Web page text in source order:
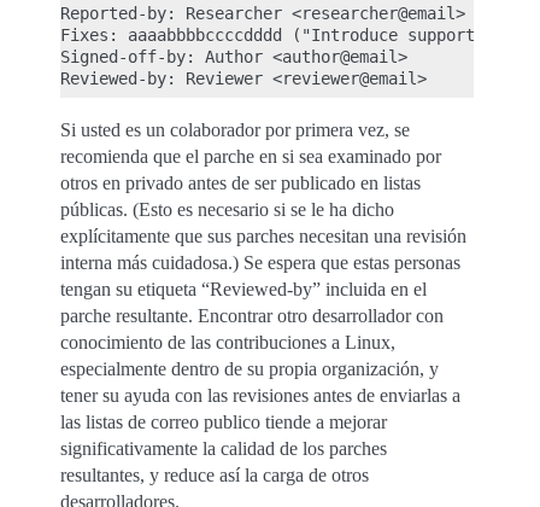
Reported-by: Researcher <researcher@email>
Fixes: aaaabbbbccccdddd ("Introduce support for
Signed-off-by: Author <author@email>
Si usted es un colaborador por primera vez, se
recomienda que el parche en si sea examinado por
otros en privado antes de ser publicado en listas
públicas. (Esto es necesario si se le ha dicho
explícitamente que sus parches necesitan una revisión
interna más cuidadosa.) Se espera que estas personas
tengan su etiqueta “Reviewed-by” incluida en el
parche resultante. Encontrar otro desarrollador con
conocimiento de las contribuciones a Linux,
especialmente dentro de su propia organización, y
tener su ayuda con las revisiones antes de enviarlas a
las listas de correo publico tiende a mejorar
significativamente la calidad de los parches
resultantes, y reduce así la carga de otros
desarrolladores.